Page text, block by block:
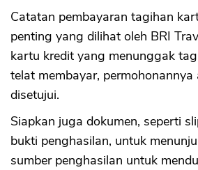
Catatan pembayaran tagihan
penting yang dilihat oleh BRI
kartu kredit yang menunggak
telat membayar,
disetujui.
Siapkan juga dokumen, seperti
bukti penghasilan, untuk
sumber penghasilan untuk